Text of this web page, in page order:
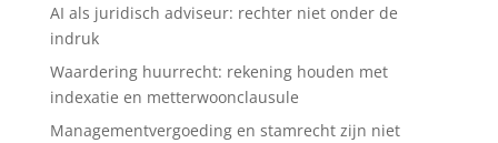
AI als juridisch adviseur: rechter niet onder de
indruk
Waardering huurrecht: rekening houden met
indexatie en metterwoonclausule
Managementvergoeding en stamrecht zijn niet